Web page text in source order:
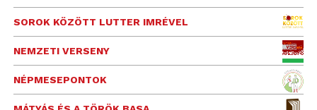
SOROK KÖZÖTT LUTTER IMRÉVEL
NEMZETI VERSENY
NÉPMESEPONTOK